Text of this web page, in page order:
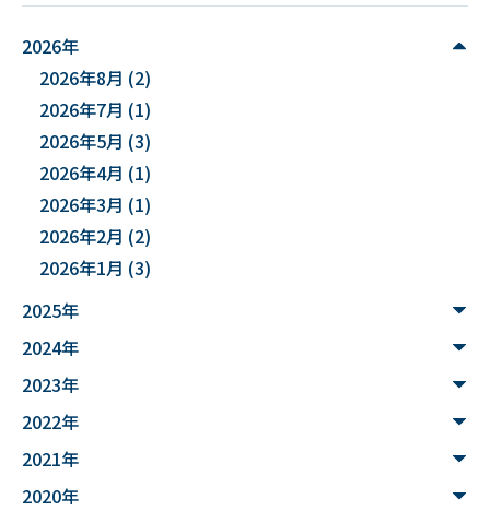
#DXハイスクール
#能登半島地震被害調査
#文化財 #災害
#”オットセイ”のブロニー君
#３Dデータ
#まちの記憶を残し隊
#文理融合
#魚醤
2026年
2026年8月 (2)
2026年7月 (1)
2026年5月 (3)
2026年4月 (1)
2026年3月 (1)
2026年2月 (2)
2026年1月 (3)
2025年
2024年
2023年
2022年
2021年
2020年